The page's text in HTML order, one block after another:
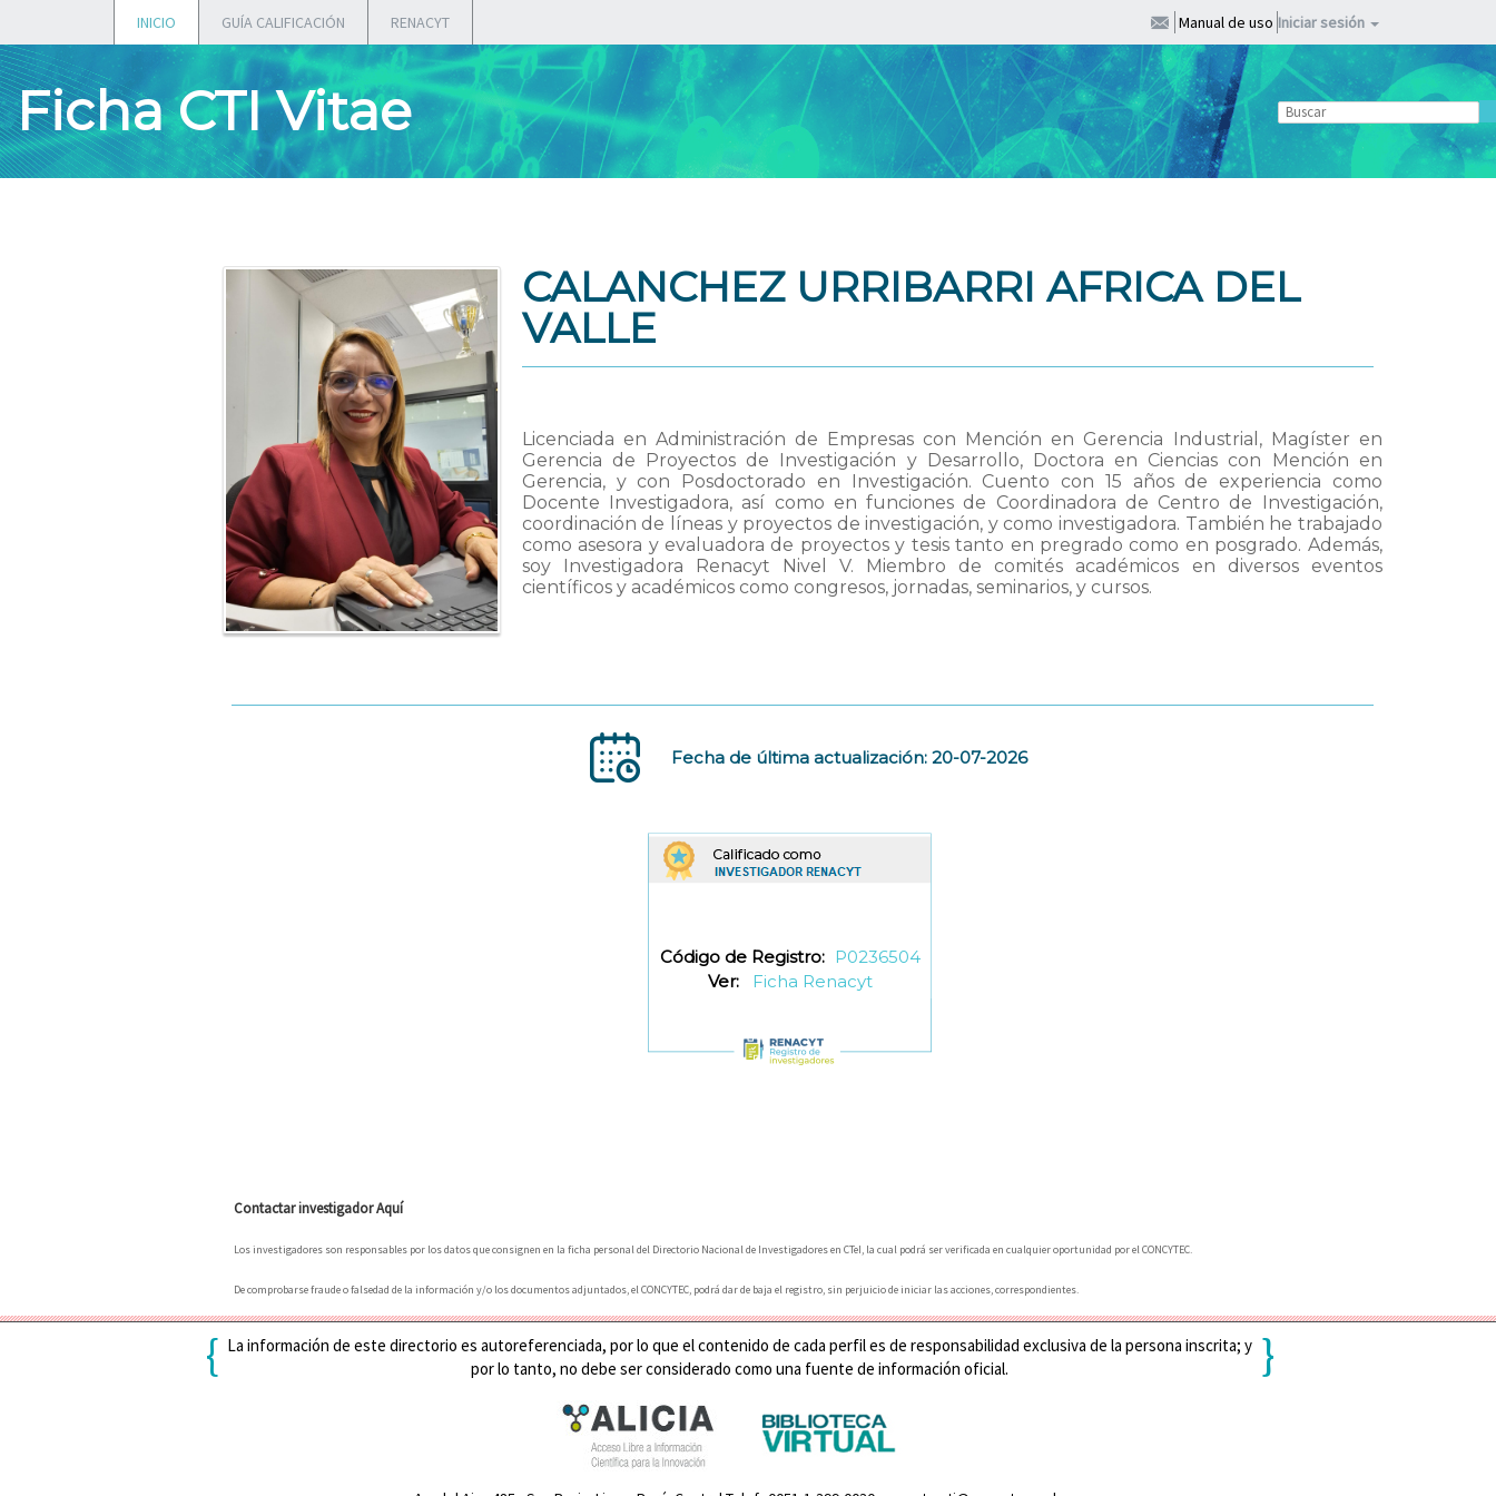
INICIO GUÍA CALIFICACIÓN RENACYT Manual de uso Iniciar sesión
Ficha CTI Vitae
CALANCHEZ URRIBARRI AFRICA DEL
VALLE
Licenciada en Administración de Empresas con Mención en Gerencia Industrial, Magíster en
Gerencia de Proyectos de Investigación y Desarrollo, Doctora en Ciencias con Mención en
Gerencia, y con Posdoctorado en Investigación. Cuento con 15 años de experiencia como
Docente Investigadora, así como en funciones de Coordinadora de Centro de Investigación,
coordinación de líneas y proyectos de investigación, y como investigadora. También he trabajado
como asesora y evaluadora de proyectos y tesis tanto en pregrado como en posgrado. Además,
soy Investigadora Renacyt Nivel V. Miembro de comités académicos en diversos eventos
científicos y académicos como congresos, jornadas, seminarios, y cursos.
Fecha de última actualización: 20-07-2026
Código de Registro: P0236504
Ver:
Ficha Renacyt
Contactar investigador Aquí
Los investigadores son responsables por los datos que consignen en la ficha personal del Directorio Nacional de Investigadores en CTeI, la cual podrá ser verificada en cualquier oportunidad por el CONCYTEC.
De comprobarse fraude o falsedad de la información y/o los documentos adjuntados, el CONCYTEC, podrá dar de baja el registro, sin perjuicio de iniciar las acciones, correspondientes.
{ La información de este directorio es autoreferenciada, por lo que el contenido de cada perfil es de responsabilidad exclusiva de la persona inscrita; y
por lo tanto, no debe ser considerado como una fuente de información oficial.
}